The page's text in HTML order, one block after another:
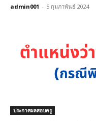
admin001 - 5 กุมภาพันธ์ 2024
ประกาศผลสอบครู